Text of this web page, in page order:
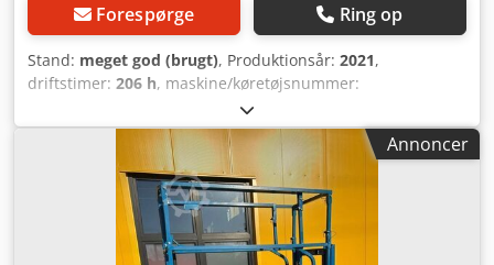
Forespørge Ring op
Stand: meget god (brugt), Produktionsår: 2021,
driftstimer: 206 h, maskine/køretøjsnummer:
, løftekapacitet:
kg, brændstoftype:elektrisk, produktbredde (maks.):820
, arbejdshøjde: 7.850 mm
, motortype: Elektrisk,
producent: Genie Credpfozqb N Eex Ab Ref
Annoncer